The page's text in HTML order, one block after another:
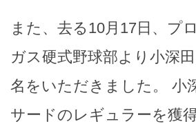
また、去る10月17日、プ
ガス硬式野球部より小深
名をいただきました。 小
サードのレギュラーを獲